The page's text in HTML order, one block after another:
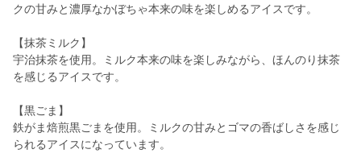
クの甘みと濃厚なかぼちゃ本来の味を楽しめるアイスです。
【抹茶ミルク】
宇治抹茶を使用。ミルク本来の味を楽しみながら、ほんのり抹茶
を感じるアイスです。
【黒ごま】
鉄がま焙煎黒ごまを使用。ミルクの甘みとゴマの香ばしさを感じ
られるアイスになっています。